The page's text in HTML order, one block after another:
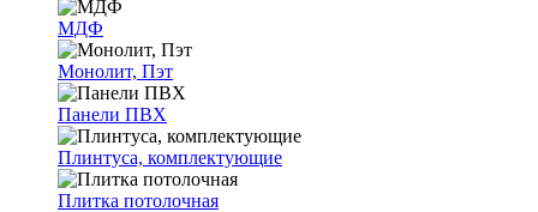
МДФ
Монолит, Пэт
Панели ПВХ
Плинтуса, комплектующие
Плитка потолочная